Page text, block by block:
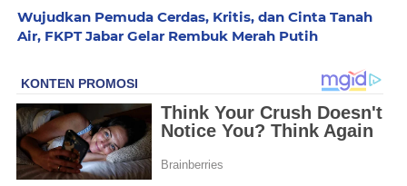
Wujudkan Pemuda Cerdas, Kritis, dan Cinta Tanah
Air, FKPT Jabar Gelar Rembuk Merah Putih